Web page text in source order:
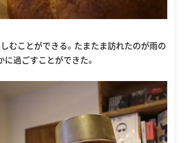
むことができる。たまたま訪れたのが雨の
に過ごすことができた。